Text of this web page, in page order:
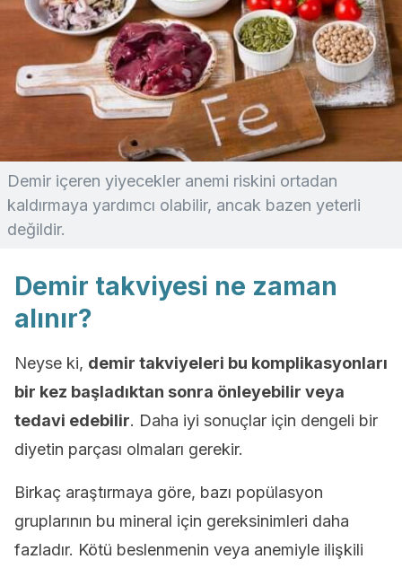
Demir içeren yiyecekler anemi riskini ortadan
kaldırmaya yardımcı olabilir, ancak bazen yeterli
değildir.
Demir takviyesi ne zaman
alınır?
Neyse ki, demir takviyeleri bu komplikasyonları
bir kez başladıktan sonra önleyebilir veya
tedavi edebilir. Daha iyi sonuçlar için dengeli bir
diyetin parçası olmaları gerekir.
Birkaç araştırmaya göre, bazı popülasyon
gruplarının bu mineral için gereksinimleri daha
fazladır. Kötü beslenmenin veya anemiyle ilişkili